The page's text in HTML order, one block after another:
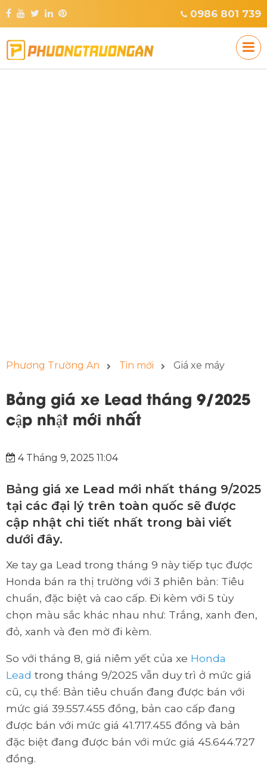
0986 801 739
Phương Trường An Tin mới Giá xe máy
Bảng giá xe Lead tháng 9/2025
cập nhật mới nhất
4 Tháng 9, 2025 11:04
Bảng giá xe Lead mới nhất tháng 9/2025
tại các đại lý trên toàn quốc sẽ được
cập nhật chi tiết nhất trong bài viết
dưới đây.
Xe tay ga Lead trong tháng 9 này tiếp tục được
Honda bán ra thị trường với 3 phiên bản: Tiêu
chuẩn, đặc biệt và cao cấp. Đi kèm với 5 tùy
chọn màu sắc khác nhau như: Trắng, xanh đen,
đỏ, xanh và đen mờ đi kèm.
So với tháng 8, giá niêm yết của xe Honda
Lead trong tháng 9/2025 vẫn duy trì ở mức giá
cũ, cụ thể: Bản tiêu chuẩn đang được bán với
mức giá 39.557.455 đồng, bản cao cấp đang
được bán với mức giá 41.717.455 đồng và bản
đặc biệt đang được bán với mức giá 45.644.727
đồng.